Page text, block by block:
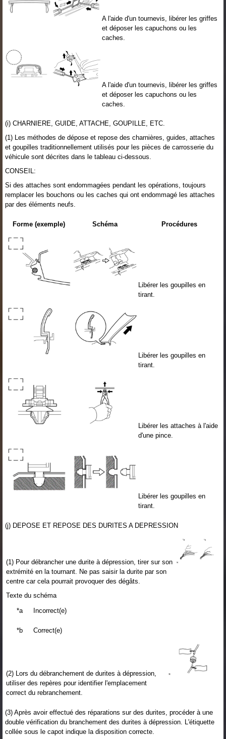
A l'aide d'un tournevis, libérer les griffes
et déposer les capuchons ou les
caches.
A l'aide d'un tournevis, libérer les griffes
et déposer les capuchons ou les
caches.
(i) CHARNIERE, GUIDE, ATTACHE, GOUPILLE, ETC.
(1) Les méthodes de dépose et repose des charnières, guides, attaches
et goupilles traditionnellement utilisés pour les pièces de carrosserie du
véhicule sont décrites dans le tableau ci-dessous.
CONSEIL:
Si des attaches sont endommagées pendant les opérations, toujours
remplacer les bouchons ou les caches qui ont endommagé les attaches
par des éléments neufs.
Forme (exemple) Schéma Procédures
Libérer les goupilles en
tirant.
Libérer les goupilles en
tirant.
Libérer les attaches à l'aide
d'une pince.
Libérer les goupilles en
tirant.
(j) DEPOSE ET REPOSE DES DURITES A DEPRESSION
(1) Pour débrancher une durite à dépression, tirer sur son
extrémité en la tournant. Ne pas saisir la durite par son
centre car cela pourrait provoquer des dégâts.
Texte du schéma
*a
Incorrect(e)
*b Correct(e)
(2) Lors du débranchement de durites à dépression,
utiliser des repères pour identifier l'emplacement
correct du rebranchement.
(3) Après avoir effectué des réparations sur des durites, procéder à une
double vérification du branchement des durites à dépression. L'étiquette
collée sous le capot indique la disposition correcte.